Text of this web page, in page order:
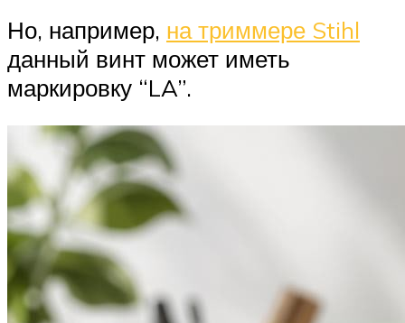
Но, например, на триммере Stihl
данный винт может иметь
маркировку “LA”.